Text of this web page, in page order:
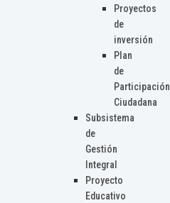
Proyectos
de
inversión
Plan
de
Participación
Ciudadana
Subsistema
de
Gestión
Integral
Proyecto
Educativo